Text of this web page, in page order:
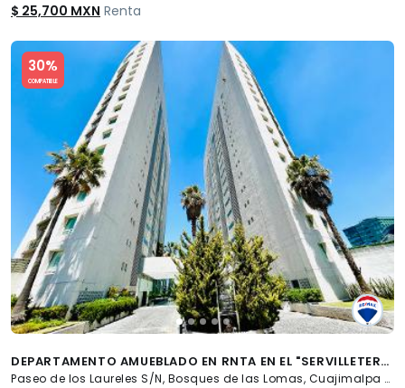
$ 25,700 MXN Renta
30%
COMPATIBLE
Slide 1 of 5
DEPARTAMENTO AMUEBLADO EN RNTA EN EL "SERVILLETERO" - (34)
Paseo de los Laureles S/N, Bosques de las Lomas, Cuajimalpa de Morelos